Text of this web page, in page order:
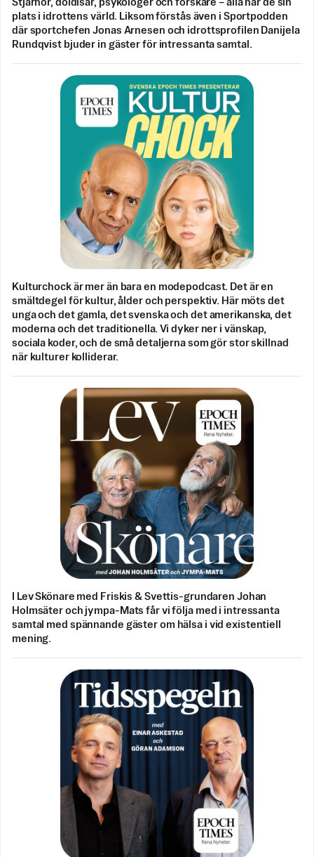
Stjärnor, doldisar, psykologer och forskare – alla har de sin
plats i idrottens värld. Liksom förstås även i Sportpodden
där sportchefen Jonas Arnesen och idrottsprofilen Danijela
Rundqvist bjuder in gäster för intressanta samtal.
Kulturchock är mer än bara en modepodcast. Det är en
smältdegel för kultur, ålder och perspektiv. Här möts det
unga och det gamla, det svenska och det amerikanska, det
moderna och det traditionella. Vi dyker ner i vänskap,
sociala koder, och de små detaljerna som gör stor skillnad
när kulturer kolliderar.
I Lev Skönare med Friskis & Svettis-grundaren Johan
Holmsäter och jympa-Mats får vi följa med i intressanta
samtal med spännande gäster om hälsa i vid existentiell
mening.